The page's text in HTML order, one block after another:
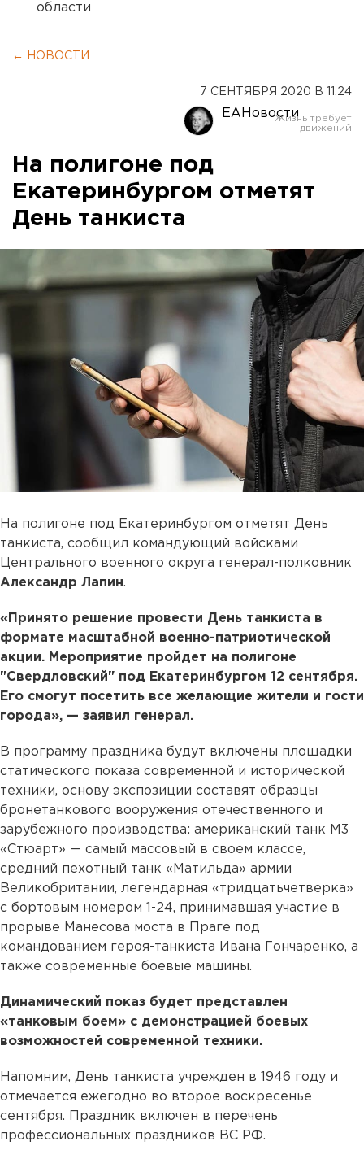
области
← НОВОСТИ
7 СЕНТЯБРЯ 2020 В 11:24
ЕАНовости
На полигоне под
Екатеринбургом отметят
День танкиста
На полигоне под Екатеринбургом отметят День
танкиста, сообщил командующий войсками
Центрального военного округа генерал-полковник
Александр Лапин.
«Принято решение провести День танкиста в
формате масштабной военно-патриотической
акции. Мероприятие пройдет на полигоне
"Свердловский" под Екатеринбургом 12 сентября.
Его смогут посетить все желающие жители и гости
города», — заявил генерал.
В программу праздника будут включены площадки
статического показа современной и исторической
техники, основу экспозиции составят образцы
бронетанкового вооружения отечественного и
зарубежного производства: американский танк М3
«Стюарт» — самый массовый в своем классе,
средний пехотный танк «Матильда» армии
Великобритании, легендарная «тридцатьчетверка»
с бортовым номером 1-24, принимавшая участие в
прорыве Манесова моста в Праге под
командованием героя-танкиста Ивана Гончаренко, а
также современные боевые машины.
Динамический показ будет представлен
«танковым боем» с демонстрацией боевых
возможностей современной техники.
Напомним, День танкиста учрежден в 1946 году и
отмечается ежегодно во второе воскресенье
сентября. Праздник включен в перечень
профессиональных праздников ВС РФ.